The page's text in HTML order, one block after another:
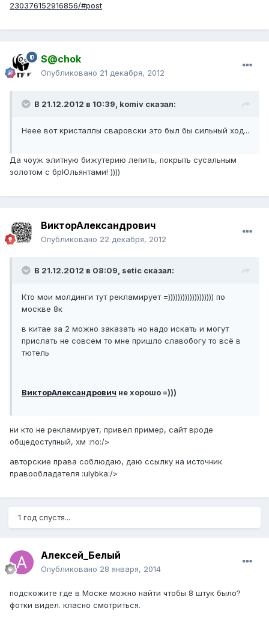
230376152916856/#post
S@chok
Опубликовано 21 декабря, 2012
В 21.12.2012 в 10:39, komiv сказал:
Неее вот кристаллы сваровски это был бы сильный ход...
Да чоуж элитную бижутерию лепить, покрыть сусальным
золотом с брЮльянтами! ))))
ВикторАлександрович
Опубликовано 22 декабря, 2012
В 21.12.2012 в 08:09, setic сказал:
Кто мои молдинги тут рекламирует =))))))))))))))))))) по
москве 8к
в китае за 2 можно заказать но надо искать и могут
прислать не совсем то мне пришло славобогу то всё в
тютель
ВикторАлександрович не хорошо =)))
ни кто не рекламирует, привел пример, сайт вроде
общедоступный, хм :no:/>
авторские права соблюдаю, даю ссылку на источник
правообладателя :ulybka:/>
1 год спустя...
Алексей_Белый
Опубликовано 28 января, 2014
подскожите где в Моске можно найти чтобы 8 штук было?
фотки видел. класно смотриться.